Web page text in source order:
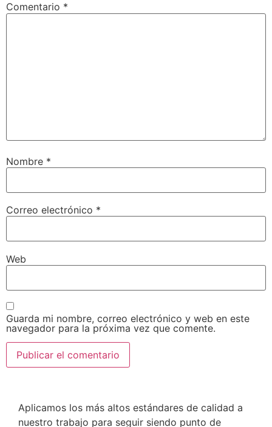
Comentario *
Nombre *
Correo electrónico *
Web
Guarda mi nombre, correo electrónico y web en este
navegador para la próxima vez que comente.
Aplicamos los más altos estándares de calidad a
nuestro trabajo para seguir siendo punto de